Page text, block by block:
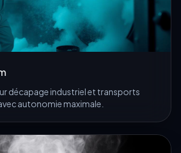
décapage industriel et transports
autonomie maximale.